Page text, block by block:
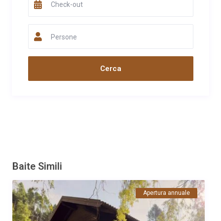
anche per il rapporto qualità-prezzo.
Data
11/09/2021
Nome
Valutazione
Commento
lavastoviglie. Posizione ottima... con vista aquile (quando si
concedono). Proprietari super gentili e ospitali. Gambe
Ci torneremo sicuramente.
06/09/2021
Giuseppe Gennari
Commento
Persone
Baite Simili
Apertura annuale